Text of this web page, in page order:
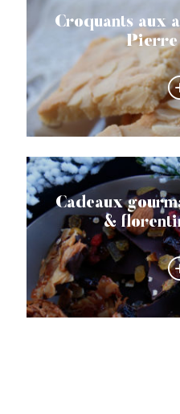
Croquants aux
Pierre
Cadeaux
&